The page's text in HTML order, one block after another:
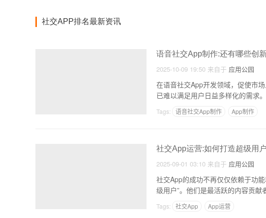
社交APP排名最新资讯
语音社交App制作:还有哪些创
2025-10-09 19:50 来自于 应用公园
在语音社交App开发领域，促使市
已难以满足用户日益多样化的需求
Tags: 语音社交App制作 App制作
社交App运营:如何打造超级用
2025-09-01 03:10 来自于 应用公园
社交App的成功不再仅仅依赖于功
级用户”。他们是最活跃的内容贡
Tags: 社交App App运营